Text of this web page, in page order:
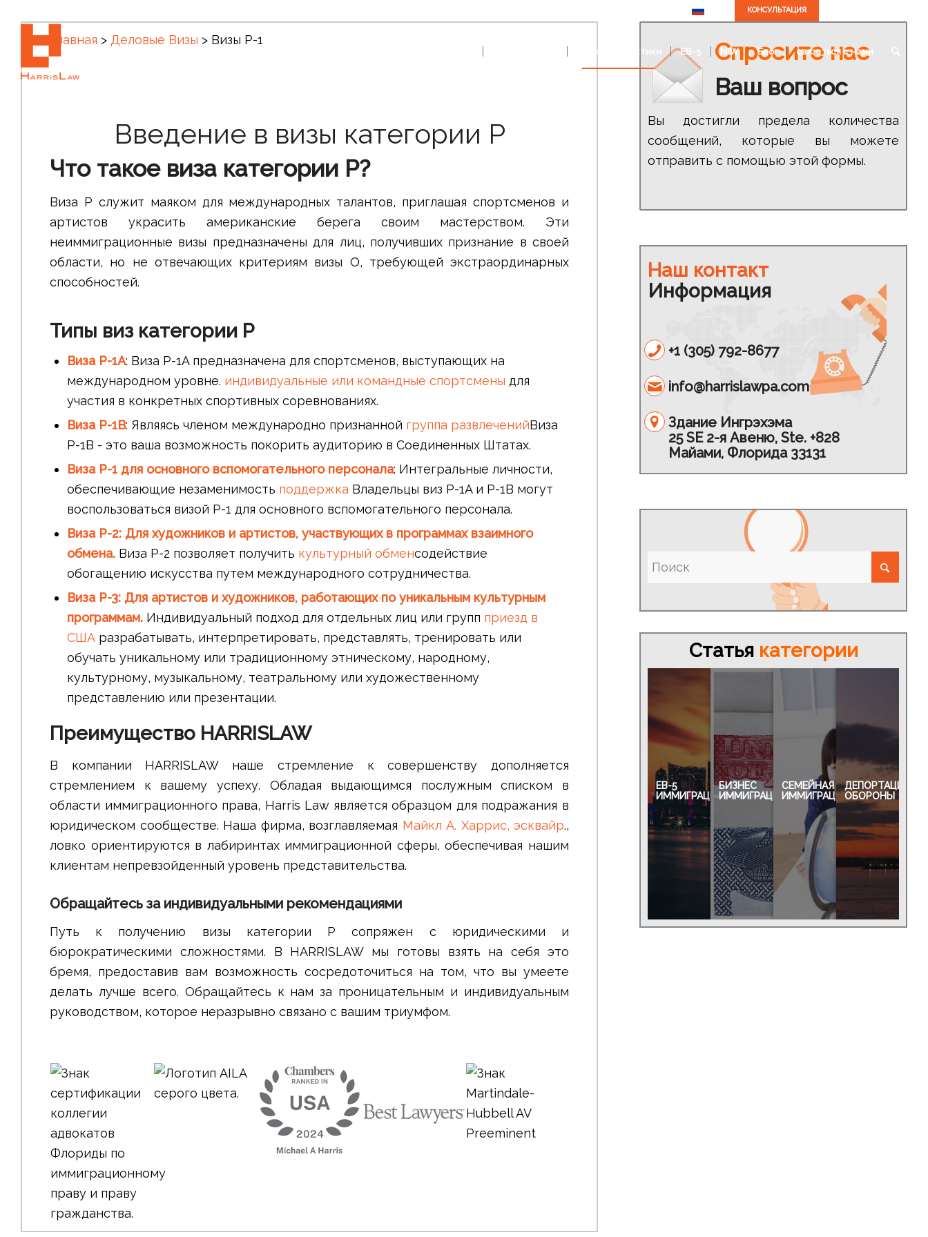
КОНСУЛЬТАЦИЯ
Области практики EB-5 NIW Блог cвязаться с нами
Главная > Деловые Визы > Визы P-1
Введение в визы категории P
Что такое виза категории P?
Виза P служит маяком для международных талантов, приглашая спортсменов и
артистов украсить американские берега своим мастерством. Эти
неиммиграционные визы предназначены для лиц, получивших признание в своей
области, но не отвечающих критериям визы O, требующей экстраординарных
способностей.
Типы виз категории P
Виза P-1A: Виза P-1A предназначена для спортсменов, выступающих на
международном уровне. индивидуальные или командные спортсмены для
участия в конкретных спортивных соревнованиях.
Виза P-1B: Являясь членом международно признанной группа развлеченийВиза
P-1B - это ваша возможность покорить аудиторию в Соединенных Штатах.
Виза P-1 для основного вспомогательного персонала: Интегральные личности,
обеспечивающие незаменимость поддержка Владельцы виз P-1A и P-1B могут
воспользоваться визой P-1 для основного вспомогательного персонала.
Виза P-2: Для художников и артистов, участвующих в программах взаимного
обмена. Виза P-2 позволяет получить культурный обменсодействие
обогащению искусства путем международного сотрудничества.
Виза P-3: Для артистов и художников, работающих по уникальным культурным
программам. Индивидуальный подход для отдельных лиц или групп приезд в
США разрабатывать, интерпретировать, представлять, тренировать или
обучать уникальному или традиционному этническому, народному,
культурному, музыкальному, театральному или художественному
представлению или презентации.
Преимущество HARRISLAW
В компании HARRISLAW наше стремление к совершенству дополняется
стремлением к вашему успеху. Обладая выдающимся послужным списком в
области иммиграционного права, Harris Law является образцом для подражания в
юридическом сообществе. Наша фирма, возглавляемая Майкл А. Харрис, эсквайр.,
ловко ориентируются в лабиринтах иммиграционной сферы, обеспечивая нашим
клиентам непревзойденный уровень представительства.
Обращайтесь за индивидуальными рекомендациями
Путь к получению визы категории P сопряжен с юридическими и
бюрократическими сложностями. В HARRISLAW мы готовы взять на себя это
бремя, предоставив вам возможность сосредоточиться на том, что вы умеете
делать лучше всего. Обращайтесь к нам за проницательным и индивидуальным
руководством, которое неразрывно связано с вашим триумфом.
Спросите нас
Ваш вопрос
Вы достигли предела количества
сообщений, которые вы можете
отправить с помощью этой формы.
Наш контакт
Информация
+1 (305) 792-8677
info@harrislawpa.com
Здание Ингрэхэма
25 SE 2-я Авеню, Ste. +828
Майами, Флорида 33131
Статьякатегории
EB-5
ИММИГРАЦИЯ
БИЗНЕС
ИММИГРАЦИЯ
СЕМЕЙНАЯ
ИММИГРАЦИЯ
ДЕПОРТАЦИЯ
ОБОРОНЫ